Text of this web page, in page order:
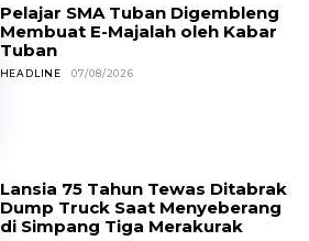
Pelajar SMA Tuban Digembleng
Membuat E-Majalah oleh Kabar
Tuban
HEADLINE 07/08/2026
Lansia 75 Tahun Tewas Ditabrak
Dump Truck Saat Menyeberang
di Simpang Tiga Merakurak